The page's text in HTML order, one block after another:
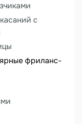
с
фриланс-